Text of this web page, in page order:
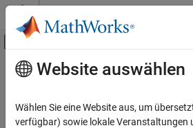
Weiter zum Inhalt
Umschaltung für Off-
Ressource
Hauptinhalt
Website auswählen
Wählen Sie eine Website aus, um
verfügbar) sowie lokale Veranstaltungen